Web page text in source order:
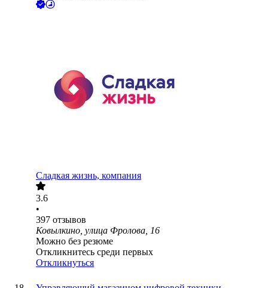
Сладкая жизнь, компания
3.6
•
397 отзывов
Ковылкино, улица Фролова, 16
Можно без резюме
Откликнитесь среди первых
Откликнуться